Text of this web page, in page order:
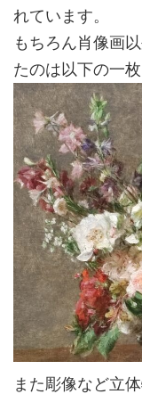
れています。
もちろん肖像画
たのは以下の一枚
また彫像など立